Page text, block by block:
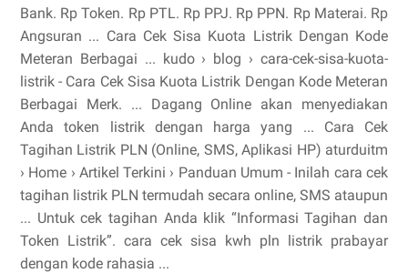
Bank. Rp Token. Rp PTL. Rp PPJ. Rp PPN. Rp Materai. Rp
Angsuran ... Cara Cek Sisa Kuota Listrik Dengan Kode
Meteran Berbagai ... kudo › blog › cara-cek-sisa-kuota-
listrik - Cara Cek Sisa Kuota Listrik Dengan Kode Meteran
Berbagai Merk. ... Dagang Online akan menyediakan
Anda token listrik dengan harga yang ... Cara Cek
Tagihan Listrik PLN (Online, SMS, Aplikasi HP) aturduitm
› Home › Artikel Terkini › Panduan Umum - Inilah cara cek
tagihan listrik PLN termudah secara online, SMS ataupun
... Untuk cek tagihan Anda klik “Informasi Tagihan dan
Token Listrik”. cara cek sisa kwh pln listrik prabayar
dengan kode rahasia ...